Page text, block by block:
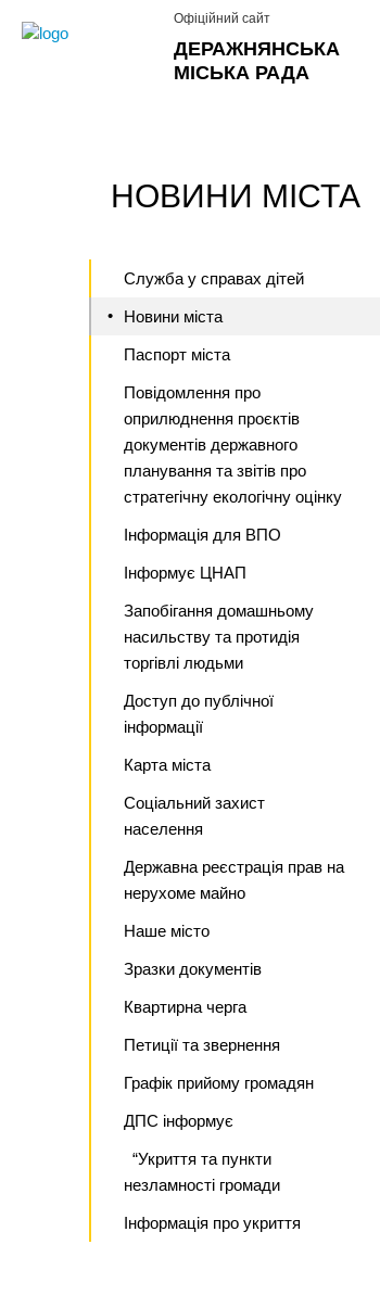
ДЕРАЖНЯНСЬКА
МІСЬКА РАДА
Офіційний сайт
НОВИНИ МІСТА
Служба у справах дітей
Новини міста
Паспорт міста
Повідомлення про
оприлюднення проєктів
документів державного
планування та звітів про
стратегічну екологічну оцінку
Інформація для ВПО
Інформує ЦНАП
Запобігання домашньому
насильству та протидія
торгівлі людьми
Доступ до публічної
інформації
Карта міста
Соціальний захист
населення
Державна реєстрація прав на
нерухоме майно
Наше місто
Зразки документів
Квартирна черга
Петиції та звернення
Графік прийому громадян
ДПС інформує
“Укриття та пункти
незламності громади
Інформація про укриття